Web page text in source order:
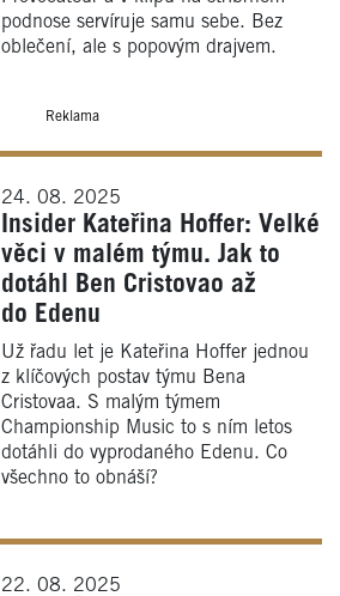
podnose servíruje samu sebe. Bez
oblečení, ale s popovým drajvem.
Reklama
24. 08. 2025
Insider Kateřina Hoffer: Velké
věci v malém týmu. Jak to
dotáhl Ben Cristovao až
do Edenu
Už řadu let je Kateřina Hoffer jednou
z klíčových postav týmu Bena
Cristovaa. S malým týmem
Championship Music to s ním letos
dotáhli do vyprodaného Edenu. Co
všechno to obnáší?
22. 08. 2025